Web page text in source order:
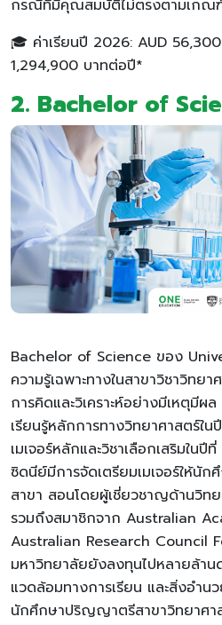
กรณีที่มีคุณสมบัติไม่ตรงตามเกณ
🎓 ค่าเรียนปี 2026: AUD
1,294,900 บาทต่อปี*
2. Bachelor of
Bachelor of Science ของ
ความรู้เฉพาะทางในสาขาวิชาวิทย
การคิดและวิเคราะห์อย่างมีเหตุมีผ
เรียนรู้หลักการทางวิทยาศาสตร์ใน
เมเจอร์หลักและวิชาเลือกเสริมใน
ซิดนีย์มีการจัดเตรียมเมเจอร์ให้นั
สาขา สอนโดยผู้เชี่ยวชาญด้านวิท
รวมถึงสมาชิกจาก Australian
Australian Research Council
มหาวิทยาลัยยังลงทุนไปหลายล้าน
แวดล้อมทางการเรียน และสิ่งอำน
นักศึกษาปริญญาตรีสาขาวิทยาศา